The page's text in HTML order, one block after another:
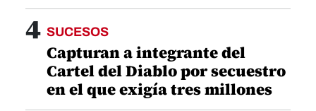
4 SUCESOS
Capturan a integrante del
Cartel del Diablo por secuestro
en el que exigía tres millones